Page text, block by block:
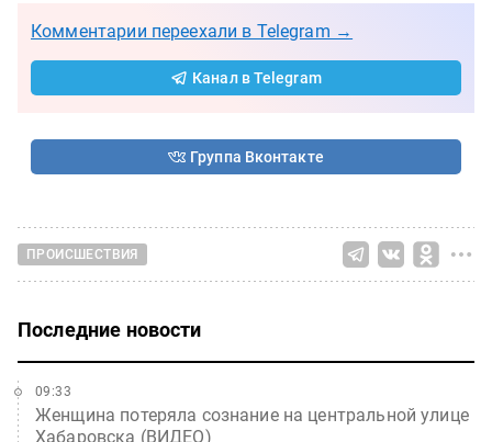
Комментарии переехали в Telegram →
Канал в Telegram
Группа Вконтакте
ПРОИСШЕСТВИЯ
Последние новости
Женщина потеряла сознание на центральной улице
Хабаровска (ВИДЕО)
09:33